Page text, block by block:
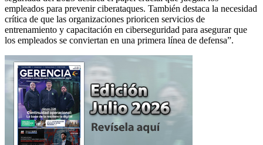
empleados para prevenir ciberataques. También destaca la necesidad
crítica de que las organizaciones prioricen servicios de
entrenamiento y capacitación en ciberseguridad para asegurar que
los empleados se conviertan en una primera línea de defensa”.